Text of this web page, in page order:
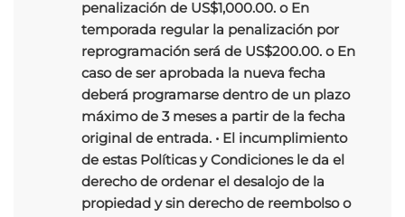
penalización de US$1,000.00. o En
temporada regular la penalización por
reprogramación será de US$200.00. o En
caso de ser aprobada la nueva fecha
deberá programarse dentro de un plazo
máximo de 3 meses a partir de la fecha
original de entrada. • El incumplimiento
de estas Políticas y Condiciones le da el
derecho de ordenar el desalojo de la
propiedad y sin derecho de reembolso o